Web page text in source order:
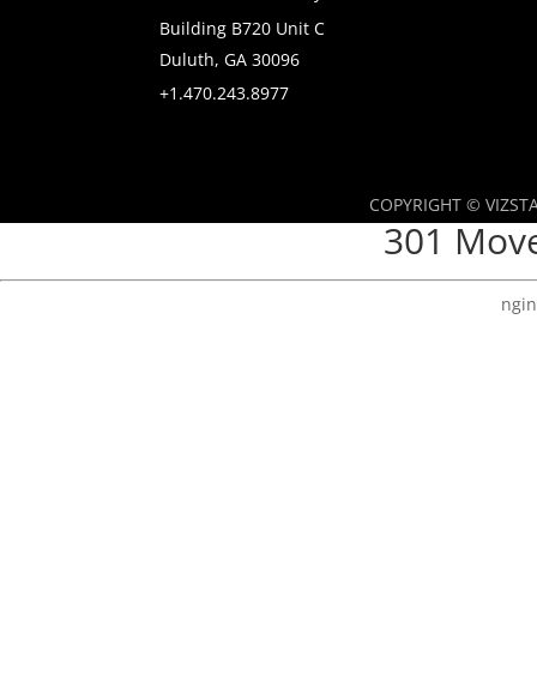
Building B720 Unit C
Duluth, GA 30096
+1.470.243.8977
COPYRIGHT ©
301